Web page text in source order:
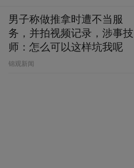
男子称做推拿时遭不当服
务，并拍视频记录，涉事技
师：怎么可以这样坑我呢
锦观新闻